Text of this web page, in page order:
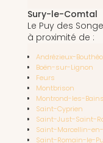
Sury-le-Comtal
Le Puy des
à proximité de :
Andrézieux-
Boën-sur-Lignon
Feurs
Montbrison
Montrond-les-Bains
Saint-Cyprien
Saint-Just-Saint-
Saint-Marcellin-en-
Saint-Romain-le-